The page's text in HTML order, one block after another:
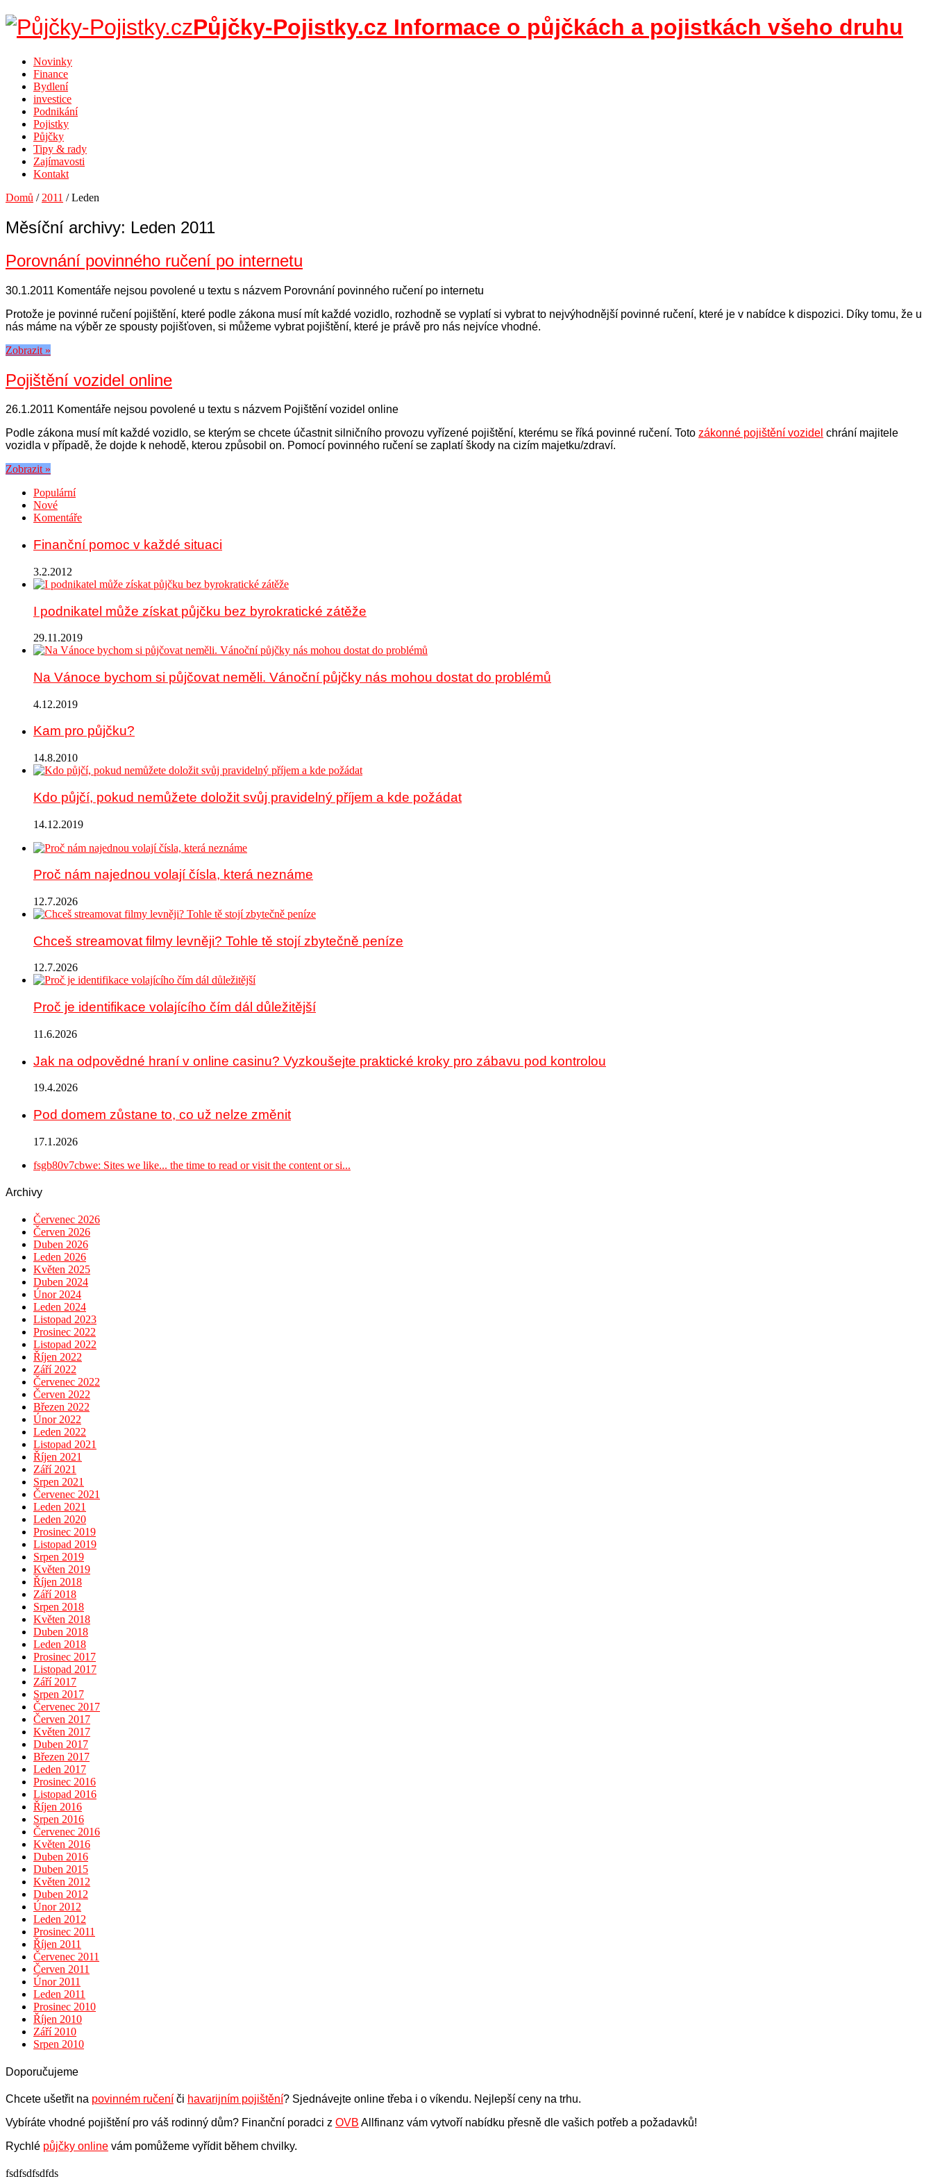
Půjčky-Pojistky.cz Informace o půjčkách a pojistkách všeho druhu
Novinky
Finance
Bydlení
investice
Podnikání
Pojistky
Půjčky
Tipy & rady
Zajímavosti
Kontakt
Domů / 2011 /Leden
Měsíční archivy: Leden 2011
Porovnání povinného ručení po internetu
30.1.2011 Komentáře nejsou povolené u textu s názvem Porovnání povinného ručení po internetu
Protože je povinné ručení pojištění, které podle zákona musí mít každé vozidlo, rozhodně se vyplatí si vybrat to nejvýhodnější povinné ručení, které je v nabídce k dispozici. Díky tomu, že u
nás máme na výběr ze spousty pojišťoven, si můžeme vybrat pojištění, které je právě pro nás nejvíce vhodné.
Zobrazit »
Pojištění vozidel online
26.1.2011 Komentáře nejsou povolené u textu s názvem Pojištění vozidel online
Podle zákona musí mít každé vozidlo, se kterým se chcete účastnit silničního provozu vyřízené pojištění, kterému se říká povinné ručení. Toto zákonné pojištění vozidel chrání majitele
vozidla v případě, že dojde k nehodě, kterou způsobil on. Pomocí povinného ručení se zaplatí škody na cizím majetku/zdraví.
Zobrazit »
Populární
Nové
Komentáře
Finanční pomoc v každé situaci
3.2.2012
I podnikatel může získat půjčku bez byrokratické zátěže
29.11.2019
Na Vánoce bychom si půjčovat neměli. Vánoční půjčky nás mohou dostat do problémů
4.12.2019
Kam pro půjčku?
14.8.2010
Kdo půjčí, pokud nemůžete doložit svůj pravidelný příjem a kde požádat
14.12.2019
Proč nám najednou volají čísla, která neznáme
12.7.2026
Chceš streamovat filmy levněji? Tohle tě stojí zbytečně peníze
12.7.2026
Proč je identifikace volajícího čím dál důležitější
11.6.2026
Jak na odpovědné hraní v online casinu? Vyzkoušejte praktické kroky pro zábavu pod kontrolou
19.4.2026
Pod domem zůstane to, co už nelze změnit
17.1.2026
fsgb80v7cbwe: Sites we like... the time to read or visit the content or si...
Archivy
Červenec 2026
Červen 2026
Duben 2026
Leden 2026
Květen 2025
Duben 2024
Únor 2024
Leden 2024
Listopad 2023
Prosinec 2022
Listopad 2022
Říjen 2022
Září 2022
Červenec 2022
Červen 2022
Březen 2022
Únor 2022
Leden 2022
Listopad 2021
Říjen 2021
Září 2021
Srpen 2021
Červenec 2021
Leden 2021
Leden 2020
Prosinec 2019
Listopad 2019
Srpen 2019
Květen 2019
Říjen 2018
Září 2018
Srpen 2018
Květen 2018
Duben 2018
Leden 2018
Prosinec 2017
Listopad 2017
Září 2017
Srpen 2017
Červenec 2017
Červen 2017
Květen 2017
Duben 2017
Březen 2017
Leden 2017
Prosinec 2016
Listopad 2016
Říjen 2016
Srpen 2016
Červenec 2016
Květen 2016
Duben 2016
Duben 2015
Květen 2012
Duben 2012
Únor 2012
Leden 2012
Prosinec 2011
Říjen 2011
Červenec 2011
Červen 2011
Únor 2011
Leden 2011
Prosinec 2010
Říjen 2010
Září 2010
Srpen 2010
Doporučujeme
Chcete ušetřit na povinném ručení či havarijním pojištění? Sjednávejte online třeba i o víkendu. Nejlepší ceny na trhu.
Vybíráte vhodné pojištění pro váš rodinný dům? Finanční poradci z OVB Allfinanz vám vytvoří nabídku přesně dle vašich potřeb a požadavků!
Rychlé půjčky online vám pomůžeme vyřídit během chvilky.
fsdfsdfsdfds